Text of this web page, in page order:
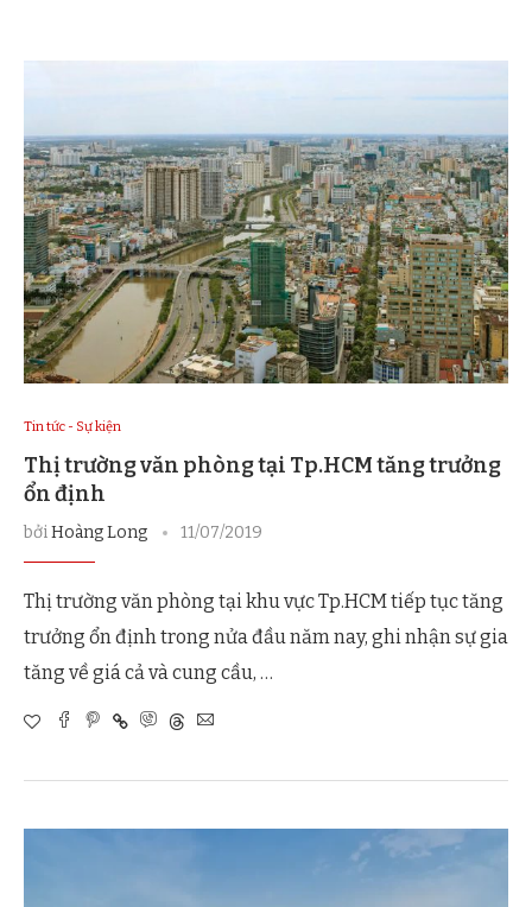
Tin tức - Sự kiện
Thị trường văn phòng tại Tp.HCM tăng trưởng
ổn định
bởiHoàng Long 11/07/2019
Thị trường văn phòng tại khu vực Tp.HCM tiếp tục tăng
trưởng ổn định trong nửa đầu năm nay, ghi nhận sự gia
tăng về giá cả và cung cầu, …